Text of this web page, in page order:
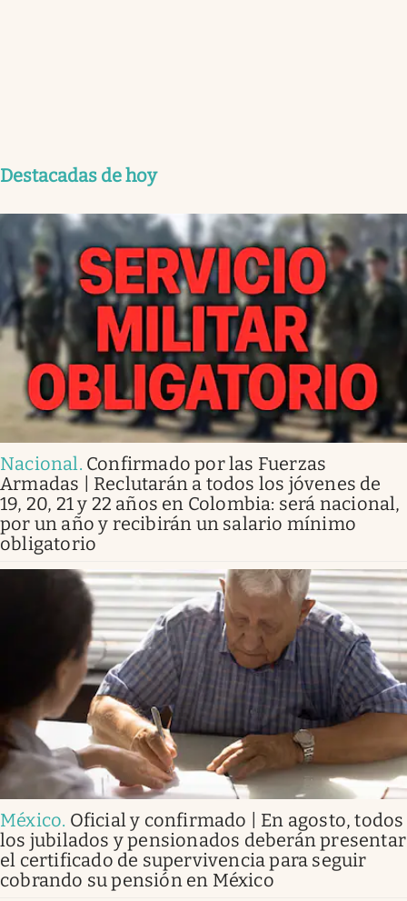
Destacadas de hoy
Nacional. Confirmado por las Fuerzas
Armadas | Reclutarán a todos los jóvenes de
19, 20, 21 y 22 años en Colombia: será nacional,
por un año y recibirán un salario mínimo
obligatorio
México. Oficial y confirmado | En agosto, todos
los jubilados y pensionados deberán presentar
el certificado de supervivencia para seguir
cobrando su pensión en México